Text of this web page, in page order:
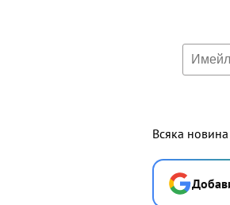
Всяка